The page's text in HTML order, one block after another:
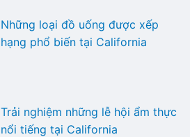
Những loại đồ uống được xếp
hạng phổ biến tại California
Trải nghiệm những lễ hội ẩm thực
nổi tiếng tại California